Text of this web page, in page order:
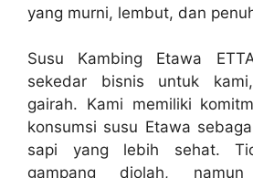
yang murni, lembut, dan
Susu Kambing Etawa
sekedar bisnis untuk
gairah. Kami memiliki
konsumsi susu Etawa
sapi yang lebih sehat.
gampang diolah,